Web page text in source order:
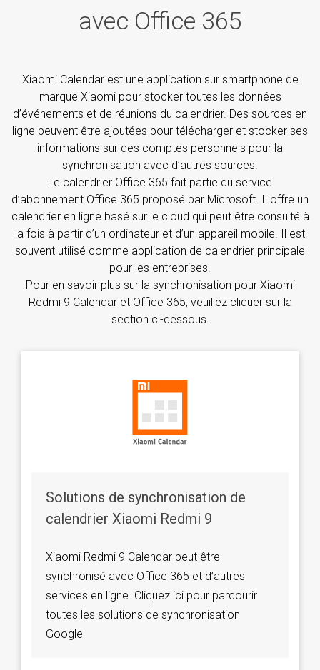
avec Office 365
Xiaomi Calendar est une application sur smartphone de
marque Xiaomi pour stocker toutes les données
d’événements et de réunions du calendrier. Des sources en
ligne peuvent être ajoutées pour télécharger et stocker ses
informations sur des comptes personnels pour la
synchronisation avec d’autres sources.
Le calendrier Office 365 fait partie du service
d’abonnement Office 365 proposé par Microsoft. Il offre un
calendrier en ligne basé sur le cloud qui peut être consulté à
la fois à partir d’un ordinateur et d’un appareil mobile. Il est
souvent utilisé comme application de calendrier principale
pour les entreprises.
Pour en savoir plus sur la synchronisation pour Xiaomi
Redmi 9 Calendar et Office 365, veuillez cliquer sur la
section ci-dessous.
Solutions de synchronisation de
calendrier Xiaomi Redmi 9
Xiaomi Redmi 9 Calendar peut être
synchronisé avec Office 365 et d’autres
services en ligne. Cliquez ici pour parcourir
toutes les solutions de synchronisation
Google